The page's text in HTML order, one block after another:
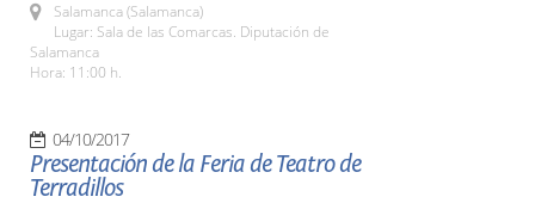
Salamanca (Salamanca)
Lugar: Sala de las Comarcas. Diputación de
Salamanca
Hora: 11:00 h.
04/10/2017
Presentación de la Feria de Teatro de
Terradillos